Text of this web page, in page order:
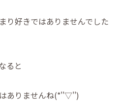
り好きではありませんでした
ると
ありませんね(*''▽'')